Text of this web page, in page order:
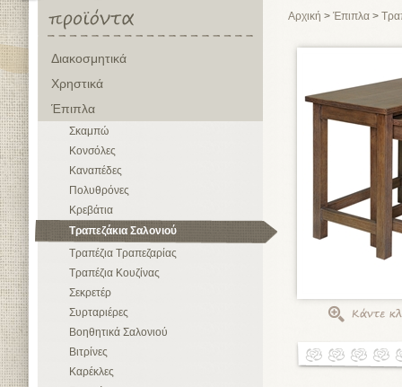
Διακοσμητικά
Χρηστικά
Έπιπλα
Σκαμπώ
Κονσόλες
Καναπέδες
Πολυθρόνες
Κρεβάτια
Τραπεζάκια Σαλονιού
Τραπέζια Τραπεζαρίας
Τραπέζια Κουζίνας
Σεκρετέρ
Συρταριέρες
Βοηθητικά Σαλονιού
Βιτρίνες
Καρέκλες
Αρχική > Έπιπλα >